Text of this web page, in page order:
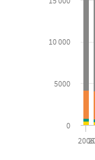
The chart has 1
2006
0
5000
10 000